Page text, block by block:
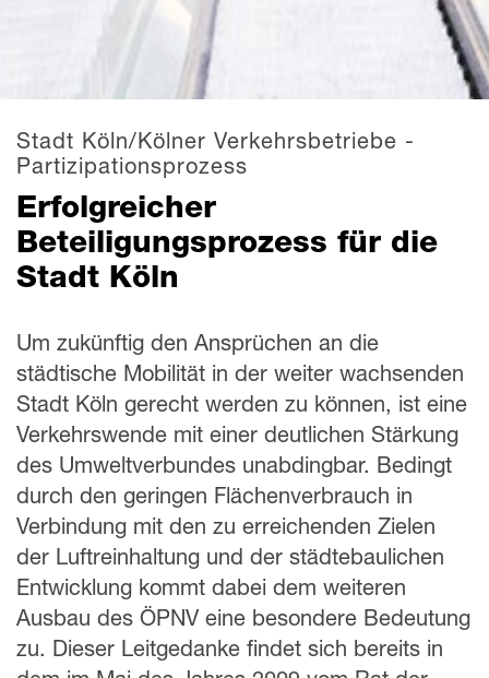
Stadt Köln/Kölner Verkehrsbetriebe -
Partizipationsprozess
Erfolgreicher
Beteiligungsprozess für die
Stadt Köln
Um zukünftig den Ansprüchen an die
städtische Mobilität in der weiter wachsenden
Stadt Köln gerecht werden zu können, ist eine
Verkehrswende mit einer deutlichen Stärkung
des Umweltverbundes unabdingbar. Bedingt
durch den geringen Flächenverbrauch in
Verbindung mit den zu erreichenden Zielen
der Luftreinhaltung und der städtebaulichen
Entwicklung kommt dabei dem weiteren
Ausbau des ÖPNV eine besondere Bedeutung
zu. Dieser Leitgedanke findet sich bereits in